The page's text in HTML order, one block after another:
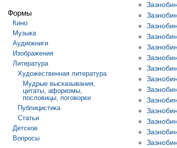
Формы
Кино
Музыка
Аудиокниги
Изображения
Литература
Художественная литература
Мудрые высказывания,
цитаты, афоризмы,
пословицы, поговорки
Публицистика
Статьи
Детское
Вопросы